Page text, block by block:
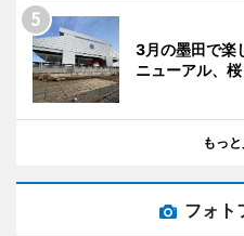
3月の墨田で楽
ニューアル、
もっ
フォト